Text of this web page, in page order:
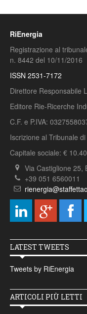
RiEnergia
Registrazione al
n. 8442 del 10/11/2016
ISSN 2531-7172
Direttore Responsabile
Editore Rie-Ricerche
C.F. e P.IVA:
Iscrizione al Tribunale
Capitale sociale: €
Via Castiglione 25,
+39 051 6560011
LATEST TWEETS
Tweets by RiEnergia
ARTICOLI PIÙ LETTI